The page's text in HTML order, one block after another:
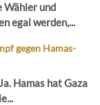
Wähler und
egal werden,...
gegen Hamas-
Hamas hat Gaza